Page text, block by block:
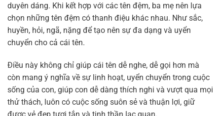
duyên dáng. Khi kết hợp với các tên đệm, ba mẹ nên lựa
chọn những tên đệm có thanh điệu khác nhau. Như sắc,
huyền, hỏi, ngã, nặng để tạo nên sự đa dạng và uyển
chuyển cho cả cái tên.
Điều này không chỉ giúp cái tên dễ nghe, dễ gọi hơn mà
còn mang ý nghĩa về sự linh hoạt, uyển chuyển trong cuộc
sống của con, giúp con dễ dàng thích nghi và vượt qua mọi
thử thách, luôn có cuộc sống suôn sẻ và thuận lợi, giữ